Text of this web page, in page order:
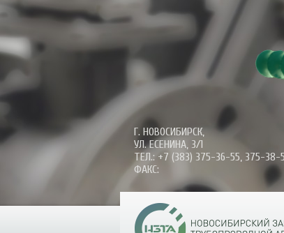
Г. НОВОСИБИРСК,
УЛ. ЕСЕНИНА, 3/1
ТЕЛ.: +7 (383) 375-36-55, 375-38-
ФАКС: